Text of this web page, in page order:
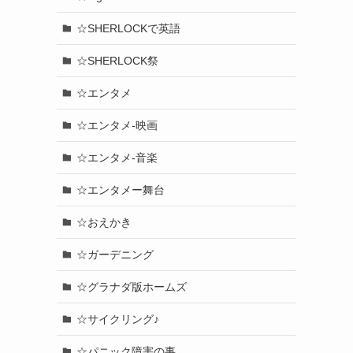
☆SHERLOCKで英語
☆SHERLOCK祭
☆エンタメ
☆エンタメ-映画
☆エンタメ-音楽
☆エンタメー舞台
☆おえかき
☆ガーデニング
☆グラナダ版ホームズ
☆サイクリング♪